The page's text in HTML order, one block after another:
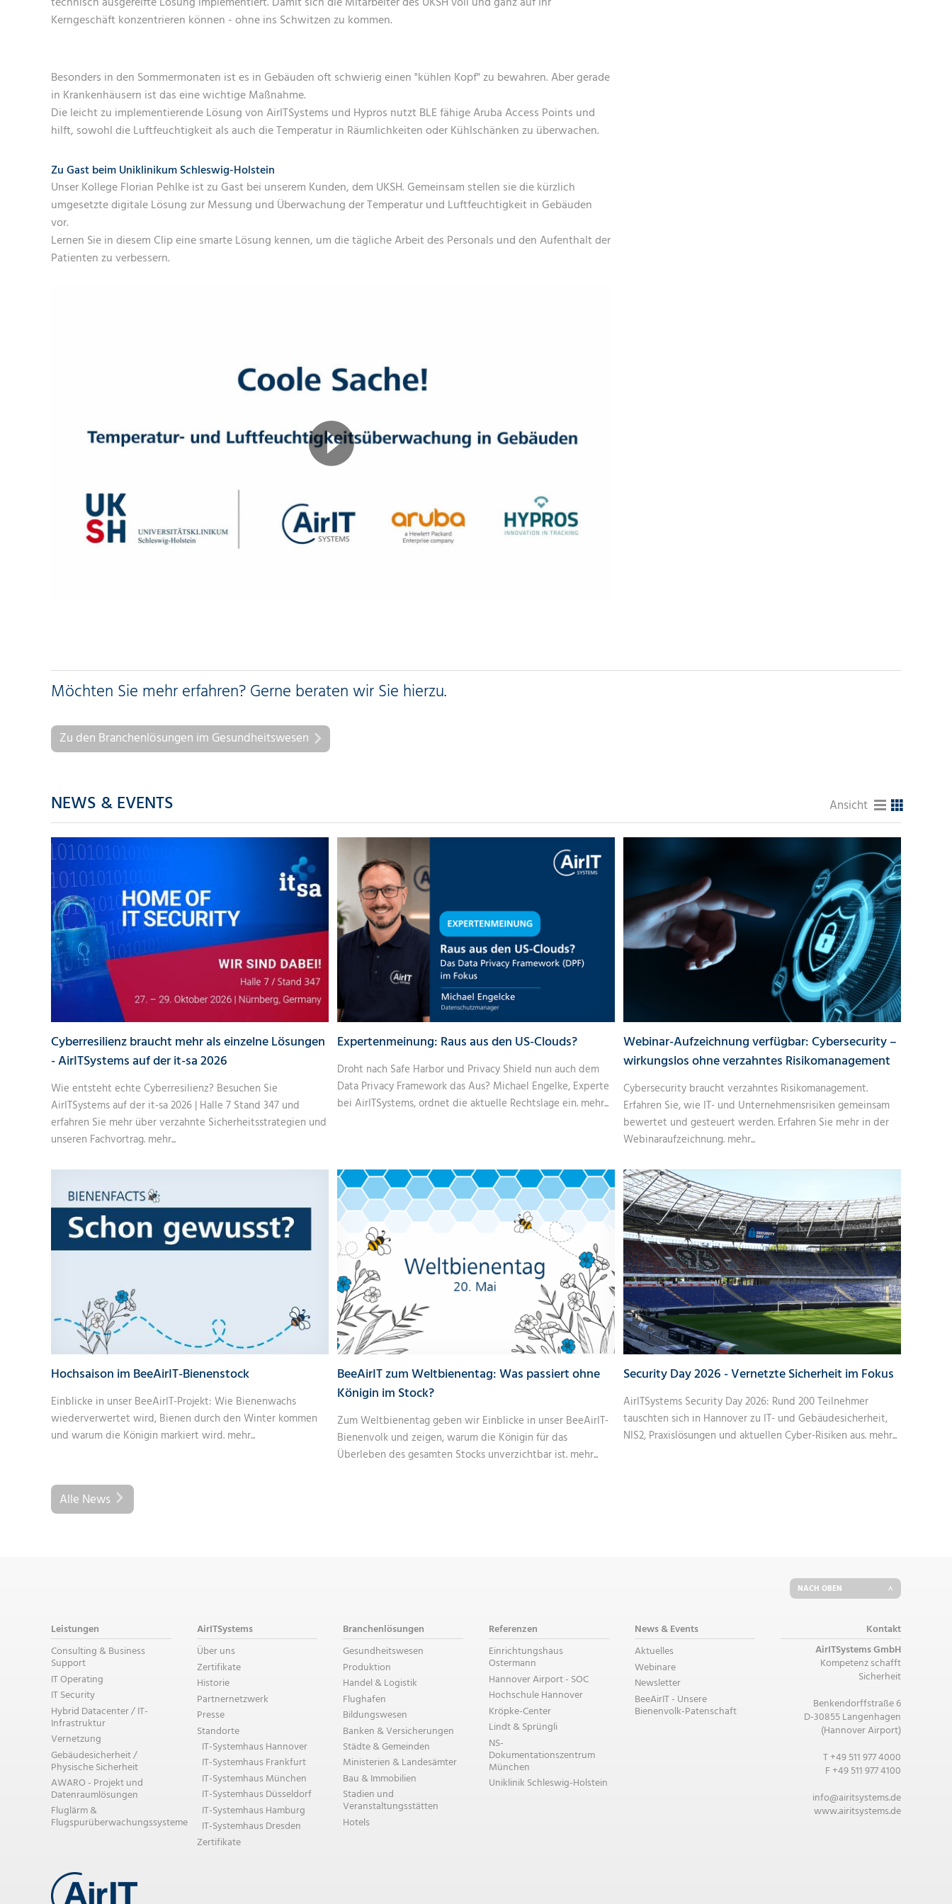
NETZWERKE-DRESDEN
Kerngeschäft konzentrieren können - ohne ins Schwitzen zu kommen.
Besonders in den Sommermonaten ist es in Gebäuden oft schwierig einen "kühlen Kopf" zu bewahren. Aber gerade
in Krankenhäusern ist das eine wichtige Maßnahme.
Die leicht zu implementierende Lösung von AirITSystems und Hypros nutzt BLE fähige Aruba Access Points und
hilft, sowohl die Luftfeuchtigkeit als auch die Temperatur in Räumlichkeiten oder Kühlschänken zu überwachen.
Zu Gast beim Uniklinikum Schleswig-Holstein
Unser Kollege Florian Pehlke ist zu Gast bei unserem Kunden, dem UKSH. Gemeinsam stellen sie die kürzlich
umgesetzte digitale Lösung zur Messung und Überwachung der Temperatur und Luftfeuchtigkeit in Gebäuden
vor.
Lernen Sie in diesem Clip eine smarte Lösung kennen, um die tägliche Arbeit des Personals und den Aufenthalt der
Patienten zu verbessern.
Möchten Sie mehr erfahren? Gerne beraten wir Sie hierzu.
Zu den Branchenlösungen im Gesundheitswesen
NEWS & EVENTS Ansicht
Cyberresilienz braucht mehr als einzelne Lösungen
- AirITSystems auf der it-sa 2026
Wie entsteht echte Cyberresilienz? Besuchen Sie
AirITSystems auf der it-sa 2026 | Halle 7 Stand 347 und
erfahren Sie mehr über verzahnte Sicherheitsstrategien und
unseren Fachvortrag. mehr...
Expertenmeinung: Raus aus den US-Clouds?
Droht nach Safe Harbor und Privacy Shield nun auch dem
Data Privacy Framework das Aus? Michael Engelke, Experte
bei AirITSystems, ordnet die aktuelle Rechtslage ein. mehr...
Webinar-Aufzeichnung verfügbar: Cybersecurity –
wirkungslos ohne verzahntes Risikomanagement
Cybersecurity braucht verzahntes Risikomanagement.
Erfahren Sie, wie IT- und Unternehmensrisiken gemeinsam
bewertet und gesteuert werden. Erfahren Sie mehr in der
Webinaraufzeichnung. mehr...
Hochsaison im BeeAirIT-Bienenstock
Einblicke in unser BeeAirIT-Projekt: Wie Bienenwachs
wiederverwertet wird, Bienen durch den Winter kommen
und warum die Königin markiert wird. mehr...
BeeAirIT zum Weltbienentag: Was passiert ohne
Königin im Stock?
Zum Weltbienentag geben wir Einblicke in unser BeeAirIT-
Bienenvolk und zeigen, warum die Königin für das
Überleben des gesamten Stocks unverzichtbar ist. mehr...
Security Day 2026 - Vernetzte Sicherheit im Fokus
AirITSystems Security Day 2026: Rund 200 Teilnehmer
tauschten sich in Hannover zu IT- und Gebäudesicherheit,
NIS2, Praxislösungen und aktuellen Cyber-Risiken aus. mehr...
Alle News
NACH OBEN
Leistungen
Consulting & Business
Support
IT Operating
IT Security
Hybrid Datacenter / IT-
Infrastruktur
Vernetzung
Gebäudesicherheit /
Physische Sicherheit
AWARO - Projekt und
Datenraumlösungen
Fluglärm &
Flugspurüberwachungssysteme
AirITSystems
Über uns
Zertifikate
Historie
Partnernetzwerk
Presse
Standorte
IT-Systemhaus Hannover
IT-Systemhaus Frankfurt
IT-Systemhaus München
IT-Systemhaus Düsseldorf
IT-Systemhaus Hamburg
IT-Systemhaus Dresden
Zertifikate
Branchenlösungen
Gesundheitswesen
Produktion
Handel & Logistik
Flughafen
Bildungswesen
Banken & Versicherungen
Städte & Gemeinden
Ministerien & Landesämter
Bau & Immobilien
Stadien und
Veranstaltungsstätten
Hotels
Referenzen
Einrichtungshaus
Ostermann
Hannover Airport - SOC
Hochschule Hannover
Kröpke-Center
Lindt & Sprüngli
NS-
Dokumentationszentrum
München
Uniklinik Schleswig-Holstein
News & Events
Aktuelles
Webinare
Newsletter
BeeAirIT - Unsere
Bienenvolk-Patenschaft
Kontakt
AirITSystems GmbH
Kompetenz schafft
Sicherheit
Benkendorffstraße 6
D-30855 Langenhagen
(Hannover Airport)
T +49 511 977 4000
F +49 511 977 4100
info@airitsystems.de
www.airitsystems.de